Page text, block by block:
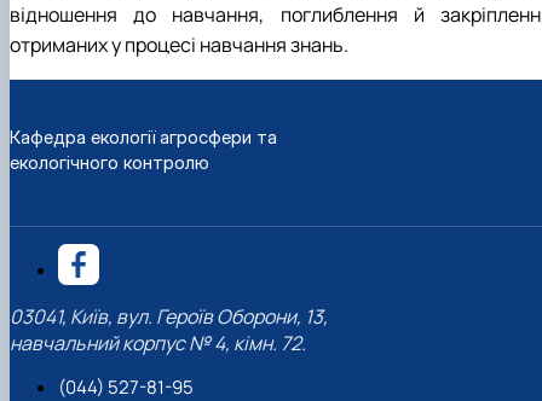
відношення до навчання, поглиблення й
отриманих у процесі навчання знань.
Кафедра екології агросфери та
екологічного контролю
03041, Київ, вул. Героїв Оборони, 13,
навчальний корпус № 4, кімн. 72.
(044) 527-81-95